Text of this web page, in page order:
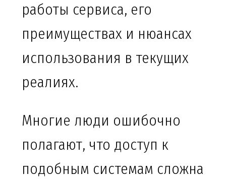
работы сервиса, его
преимуществах и нюансах
использования в текущих
реалиях.
Многие люди ошибочно
полагают, что доступ к
подобным системам сложна